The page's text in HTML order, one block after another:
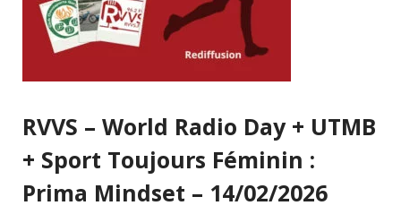
RVVS – World Radio Day + UTMB
+ Sport Toujours Féminin :
Prima Mindset – 14/02/2026